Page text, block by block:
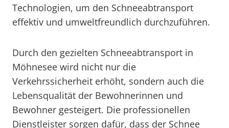
Technologien, um den Schneeabtransport
effektiv und umweltfreundlich durchzuführen.
Durch den gezielten Schneeabtransport in
Möhnesee wird nicht nur die
Verkehrssicherheit erhöht, sondern auch die
Lebensqualität der Bewohnerinnen und
Bewohner gesteigert. Die professionellen
Dienstleister sorgen dafür, dass der Schnee